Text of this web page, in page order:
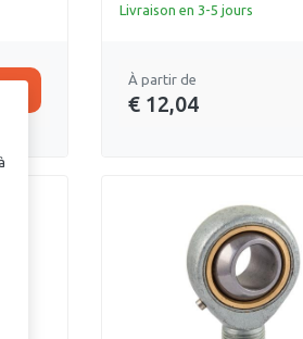
chevron_right
Livraison en 3-5 jours
À partir de
€ 12,04